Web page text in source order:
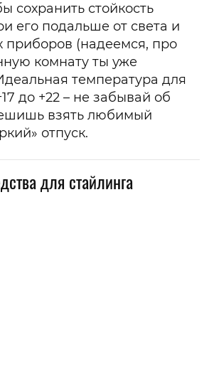
сохранить стойкость
его подальше от света и
приборов (надеемся, про
комнату ты уже
температура для
до +22 – не забывай об
взять любимый
отпуск.
для стайлинга